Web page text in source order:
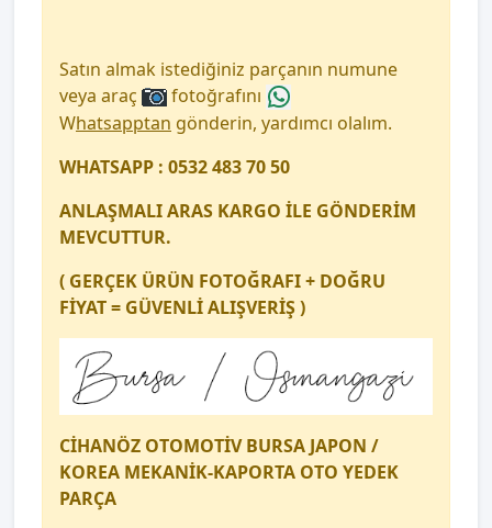
Satın almak istediğiniz parçanın numune
veya araç
fotoğrafını
Whatsapptan gönderin, yardımcı olalım.
WHATSAPP : 0532 483 70 50
ANLAŞMALI ARAS KARGO İLE GÖNDERİM
MEVCUTTUR.
( GERÇEK ÜRÜN FOTOĞRAFI + DOĞRU
FİYAT = GÜVENLİ ALIŞVERİŞ )
CİHANÖZ OTOMOTİV BURSA JAPON /
KOREA MEKANİK-KAPORTA OTO YEDEK
PARÇA